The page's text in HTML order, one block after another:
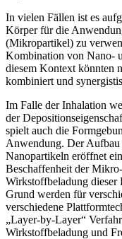
In vielen Fällen ist es
Körper für die
(Mikropartikel) zu
Kombination von Nano-
diesem Kontext könnten
kombiniert und
Im Falle der Inhalation
der
spielt auch die
Anwendung. Der
Nanopartikeln eröffnet
Beschaffenheit der
Wirkstoffbeladung dieser
Grund werden für
verschiedene
„Layer-by-Layer“
Wirkstoffbeladung und